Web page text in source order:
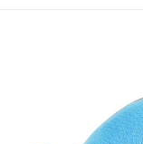
每筆NT$65，滿
宅配-木棉花樂園專用